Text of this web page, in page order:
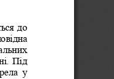
до
Під
у